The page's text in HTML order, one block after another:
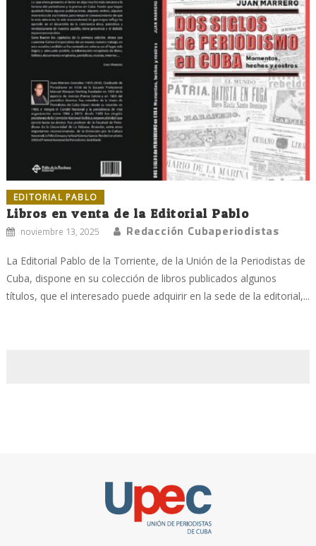
EDITORIAL PABLO
Libros en venta de la Editorial Pablo
noviembre 13, 2025 Redacción Cubaperiodistas
La Editorial Pablo de la Torriente, de la Unión de la Periodistas de
Cuba, dispone en su colección de libros publicados algunos
títulos, que el interesado puede adquirir en la sede de la editorial,...